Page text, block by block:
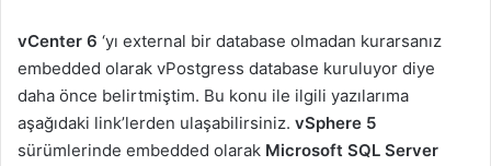
t
a
g
ö
n
vCenter 6 ‘yı external bir database olmadan kurarsanız
embedded olarak vPostgress database kuruluyor diye
daha önce belirtmiştim. Bu konu ile ilgili yazılarıma
aşağıdaki link’lerden ulaşabilirsiniz. vSphere 5
sürümlerinde embedded olarak Microsoft SQL Server